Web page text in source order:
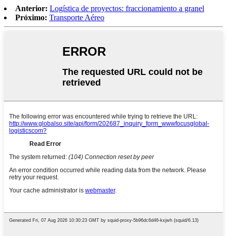
Anterior: Logística de proyectos: fraccionamiento a granel
Próximo: Transporte Aéreo